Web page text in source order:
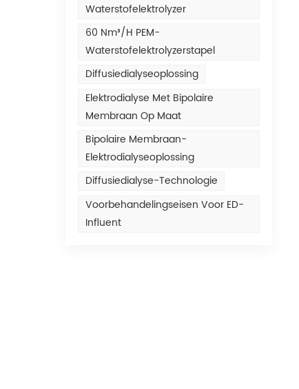
Waterstofelektrolyzer
60 Nm³/h PEM-
Waterstofelektrolyzerstapel
Diffusiedialyseoplossing
Elektrodialyse Met Bipolaire
Membraan Op Maat
Bipolaire Membraan-
Elektrodialyseoplossing
Diffusiedialyse-Technologie
Voorbehandelingseisen Voor ED-
Influent